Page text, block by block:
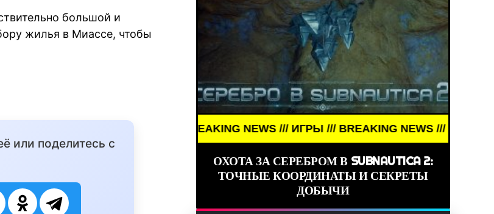
большой и
жилья в Миассе, чтобы
или поделитесь с
BREAKING NEWS /// ИГРЫ /// BREAKING NEWS /// ИГРЫ ///
ОХОТА ЗА СЕРЕБРОМ В SUBNAUTICA 2:
ТОЧНЫЕ КООРДИНАТЫ И СЕКРЕТЫ
ДОБЫЧИ